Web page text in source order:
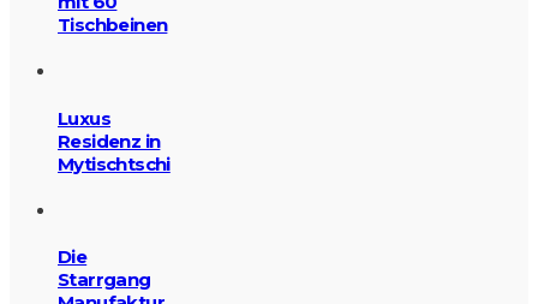
Tischbeinen
Luxus
Residenz in
Mytischtschi
Die
Starrgang